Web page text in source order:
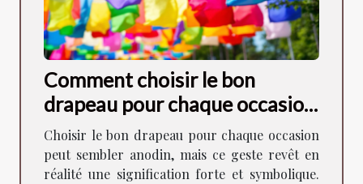
Comment choisir le bon
drapeau pour chaque occasion
?
Choisir le bon drapeau pour chaque occasion
peut sembler anodin, mais ce geste revêt en
réalité une signification forte et symbolique.